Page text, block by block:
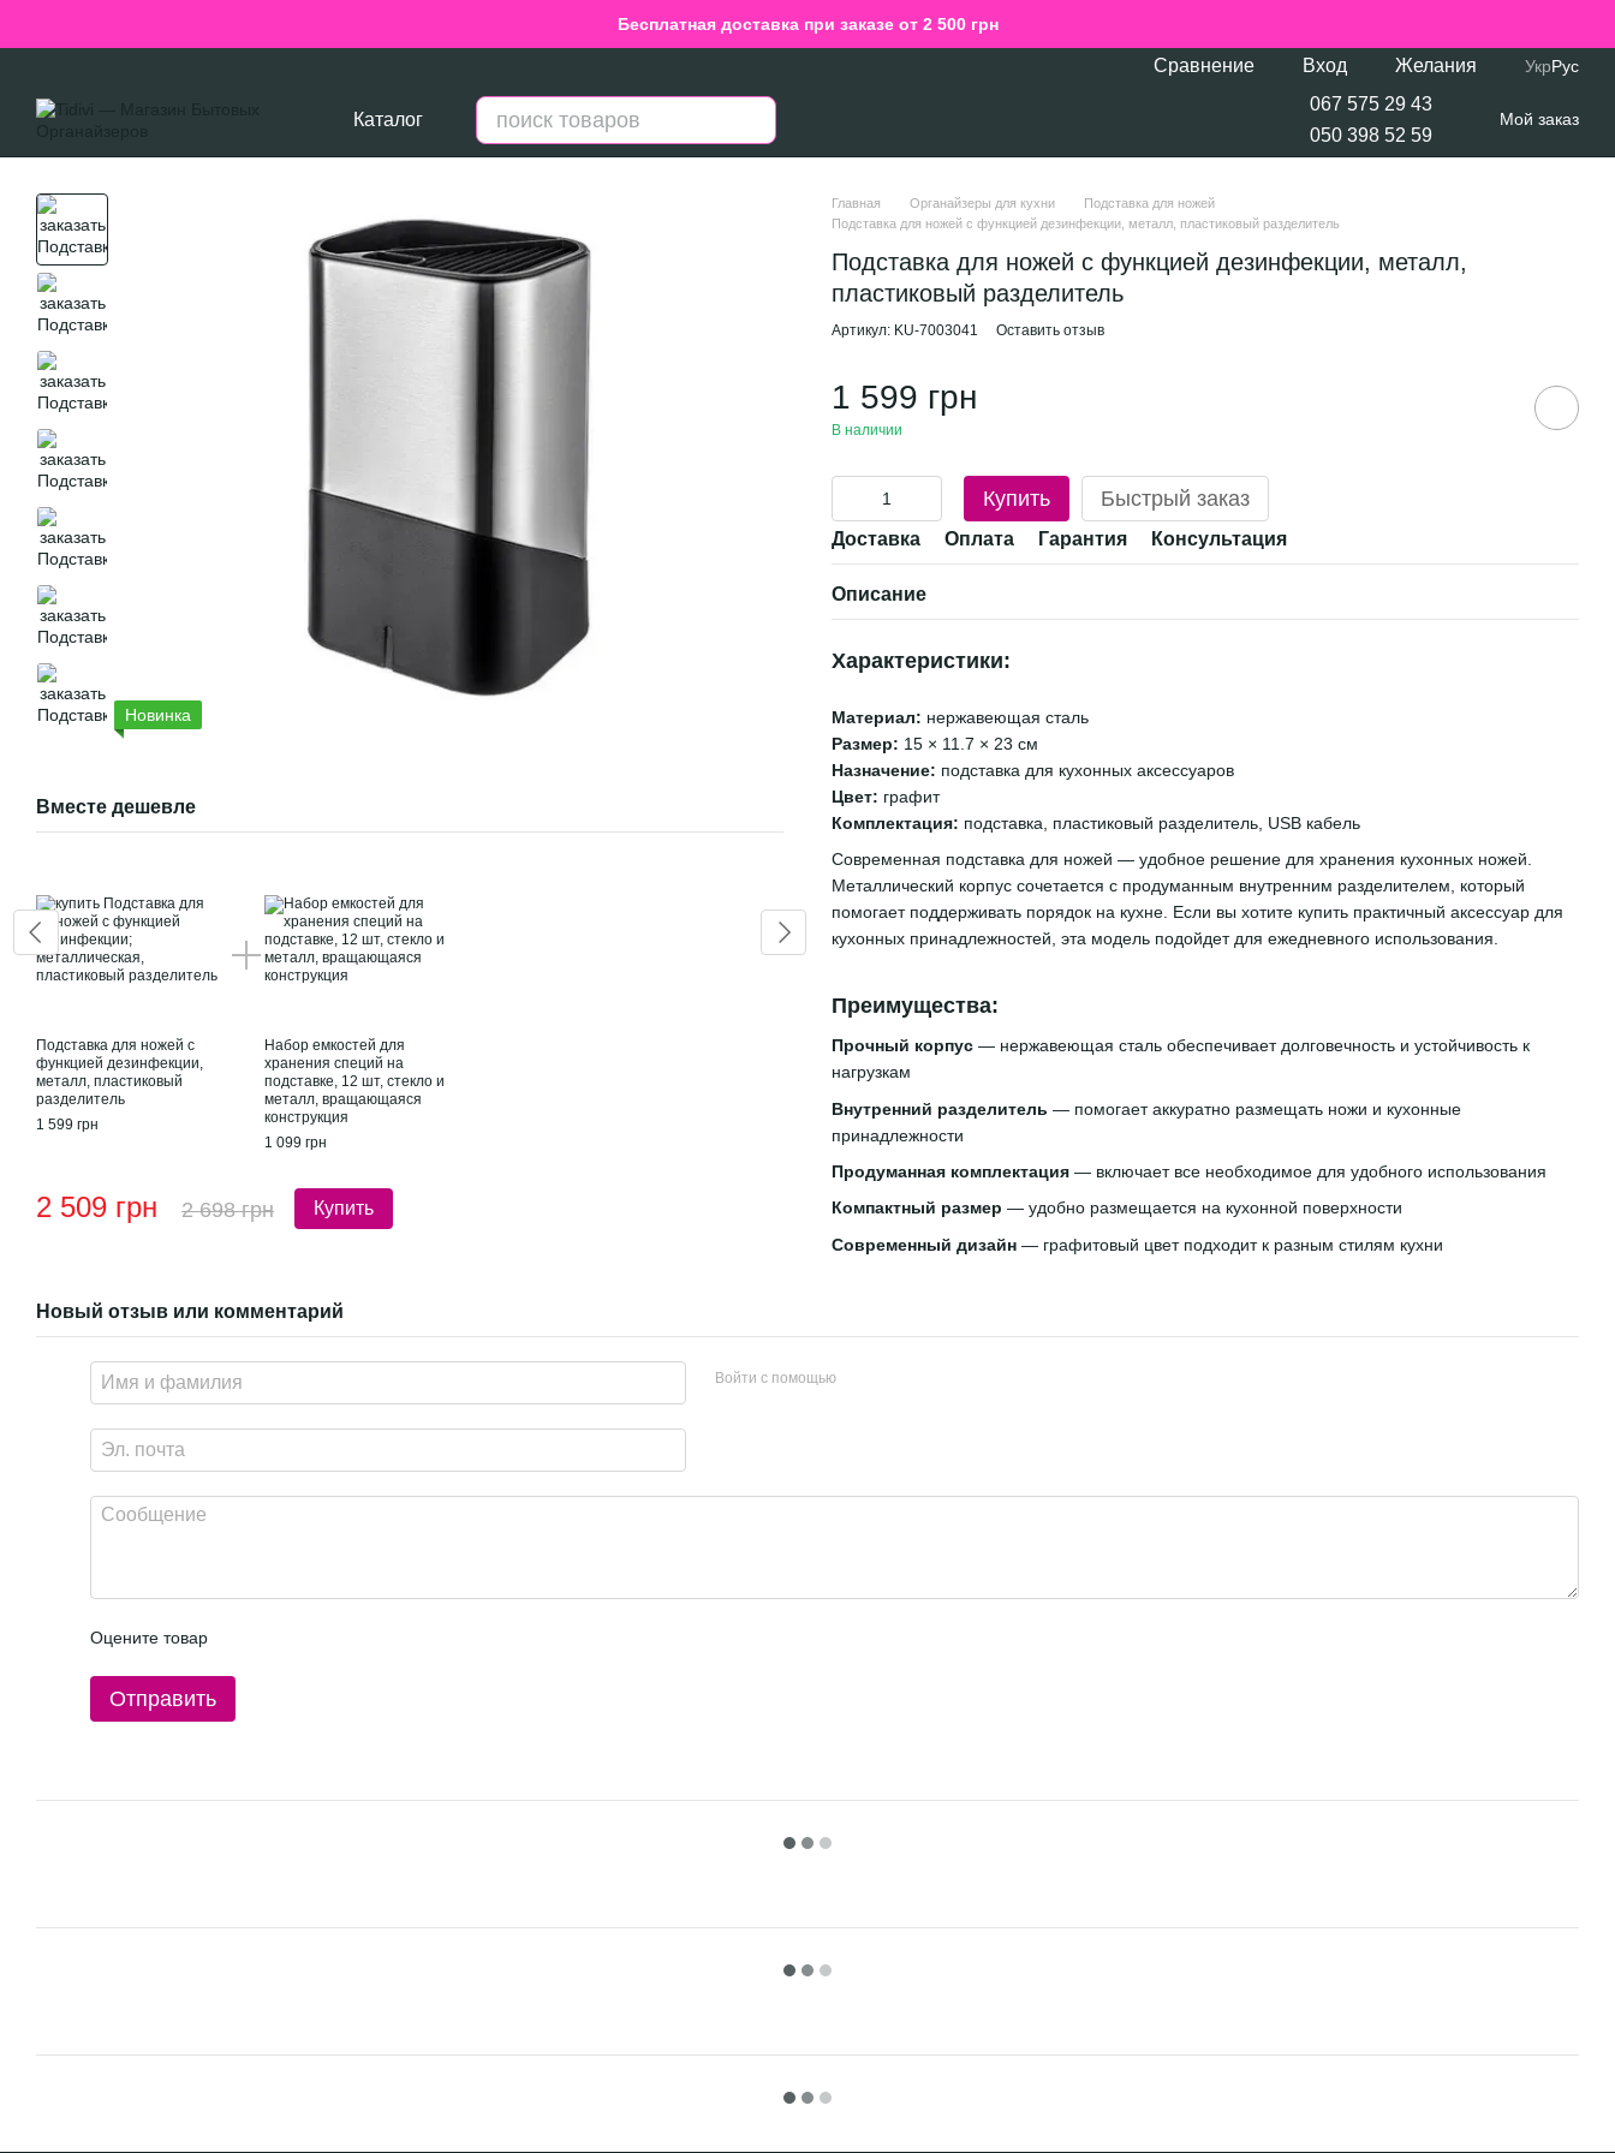
Бесплатная доставка при заказе от 2 500 грн
Сравнение Вход Желания УкрРус
Каталог
067 575 29 43
050 398 52 59
Мой заказ
Новинка
Вместе дешевле
Подставка для ножей с
функцией дезинфекции,
металл, пластиковый
разделитель
1 599 грн
Набор емкостей для
хранения специй на
подставке, 12 шт, стекло и
металл, вращающаяся
конструкция
1 099 грн
2 509 грн 2 698 грн Купить
Вместе дешевле
Подставка для ножей с
металл, пластиковый
Набор ёмкостей для кофе,
2 295 грн 4 183
Главная Органайзеры для кухни
Подставка для ножей
Подставка для ножей с функцией дезинфекции, металл, пластиковый разделитель
Подставка для ножей с функцией дезинфекции, металл,
пластиковый разделитель
Артикул: KU-7003041 Оставить отзыв
1 599 грн
В наличии
Купить Быстрый заказ
Доставка Оплата Гарантия Консультация
Описание
Характеристики:
Материал: нержавеющая сталь
Размер: 15 × 11.7 × 23 см
Назначение: подставка для кухонных аксессуаров
Цвет: графит
Комплектация: подставка, пластиковый разделитель, USB кабель
Современная подставка для ножей — удобное решение для хранения кухонных ножей.
Металлический корпус сочетается с продуманным внутренним разделителем, который
помогает поддерживать порядок на кухне. Если вы хотите купить практичный аксессуар для
кухонных принадлежностей, эта модель подойдет для ежедневного использования.
Преимущества:
Прочный корпус — нержавеющая сталь обеспечивает долговечность и устойчивость к
нагрузкам
Внутренний разделитель — помогает аккуратно размещать ножи и кухонные
принадлежности
Продуманная комплектация — включает все необходимое для удобного использования
Компактный размер — удобно размещается на кухонной поверхности
Современный дизайн — графитовый цвет подходит к разным стилям кухни
Новый отзыв или комментарий
Войти с помощью
Оцените товар
Отправить